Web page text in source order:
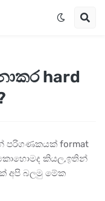
hard
පරිගණකයක් format
කියල,ඉතින්
අපි බලමු මේක